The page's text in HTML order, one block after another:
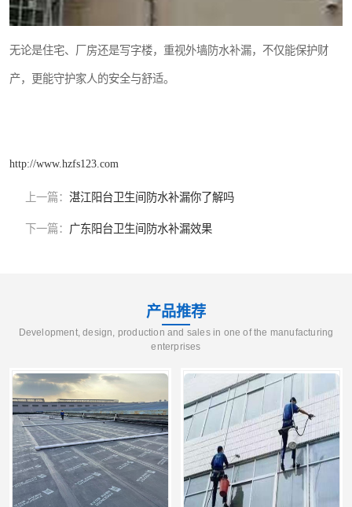
无论是住宅、厂房还是写字楼，重视外墙防水补漏，不仅能保护财
产，更能守护家人的安全与舒适。
http://www.hzfs123.com
上一篇： 湛江阳台卫生间防水补漏你了解吗
下一篇： 广东阳台卫生间防水补漏效果
产品推荐
Development, design, production and sales in one of the manufacturing
enterprises